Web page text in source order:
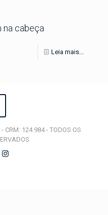
na cabeça
Leia mais...
CRM: 124.984 - TODOS OS